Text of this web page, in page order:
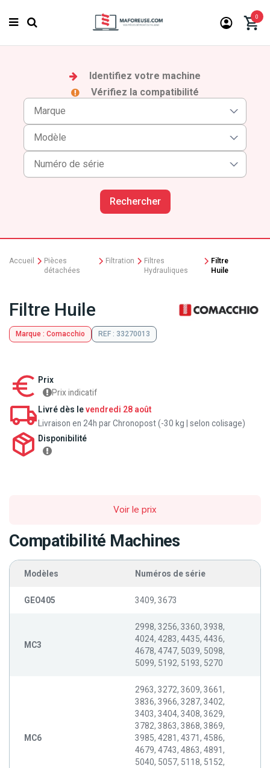
0
Identifiez votre machine
Vérifiez la compatibilité
Rechercher
Accueil
Pièces
détachées
Filtration
Filtres
Hydrauliques
Filtre
Huile
Filtre Huile
Marque : Comacchio REF : 33270013
Prix
Prix indicatif
Livré dès levendredi 28 août
Livraison en 24h par Chronopost (-30 kg | selon colisage)
Disponibilité
Voir le prix
Compatibilité Machines
Modèles Numéros de série
GEO405 3409, 3673
MC3
2998, 3256, 3360, 3938,
4024, 4283, 4435, 4436,
4678, 4747, 5039, 5098,
5099, 5192, 5193, 5270
MC6
2963, 3272, 3609, 3661,
3836, 3966, 3287, 3402,
3403, 3404, 3408, 3629,
3782, 3863, 3868, 3869,
3985, 4281, 4371, 4586,
4679, 4743, 4863, 4891,
5040, 5057, 5118, 5152,